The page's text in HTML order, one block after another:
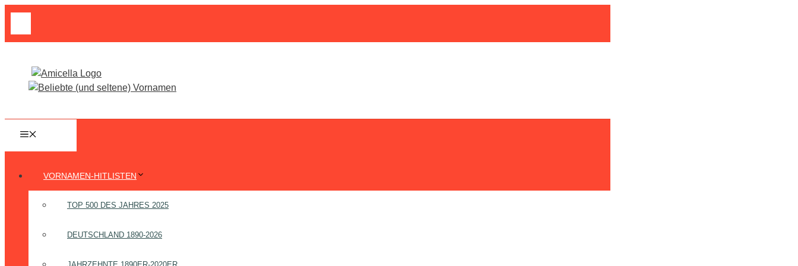
Zum
VORNAMEN-HITLISTEN
TOP 500 DES JAHRES 2025
DEUTSCHLAND 1890-2026